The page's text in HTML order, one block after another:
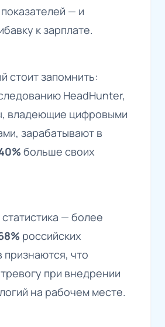
— и
к зарплате.
стоит запомнить:
HeadHunter,
владеющие цифровыми
зарабатывают в
больше своих
— более
российских
признаются, что
при внедрении
на рабочем месте.